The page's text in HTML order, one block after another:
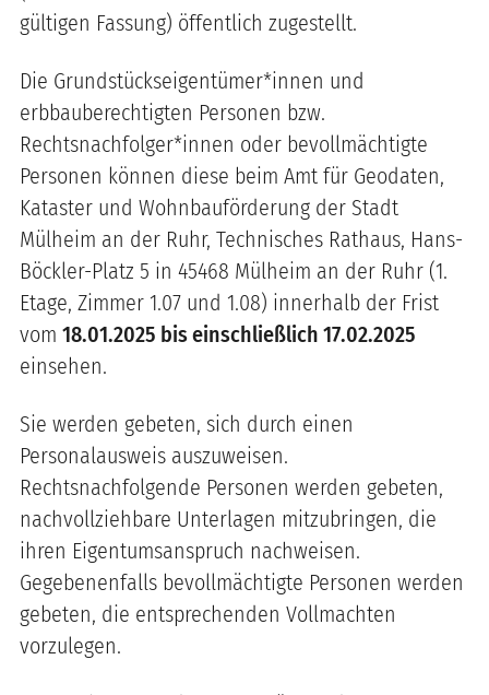
gültigen Fassung) öffentlich zugestellt.
Die Grundstückseigentümer*innen und
erbbauberechtigten Personen bzw.
Rechtsnachfolger*innen oder bevollmächtigte
Personen können diese beim Amt für Geodaten,
Kataster und Wohnbauförderung der Stadt
Mülheim an der Ruhr, Technisches Rathaus, Hans-
Böckler-Platz 5 in 45468 Mülheim an der Ruhr (1.
Etage, Zimmer 1.07 und 1.08) innerhalb der Frist
vom 18.01.2025 bis einschließlich 17.02.2025
einsehen.
Sie werden gebeten, sich durch einen
Personalausweis auszuweisen.
Rechtsnachfolgende Personen werden gebeten,
nachvollziehbare Unterlagen mitzubringen, die
ihren Eigentumsanspruch nachweisen.
Gegebenenfalls bevollmächtigte Personen werden
gebeten, die entsprechenden Vollmachten
vorzulegen.